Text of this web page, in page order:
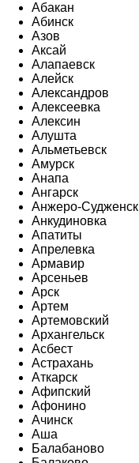
Абакан
Абинск
Азов
Аксай
Алапаевск
Алейск
Александров
Алексеевка
Алексин
Алушта
Альметьевск
Амурск
Анапа
Ангарск
Анжеро-Судженск
Анкудиновка
Апатиты
Апрелевка
Армавир
Арсеньев
Арск
Артем
Артемовский
Архангельск
Асбест
Астрахань
Аткарск
Афипский
Афонино
Ачинск
Аша
Балабаново